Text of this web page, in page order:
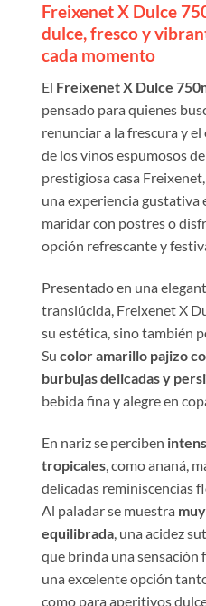
Freixenet X Dulce
dulce, fresco y
cada momento
El Freixenet X Dulce
pensado para quienes
renunciar a la frescura y
de los vinos espumosos
prestigiosa casa
una experiencia gustativa
maridar con postres o
opción refrescante y
Presentado en una
translúcida, Freixenet X
su estética, sino también
Su color amarillo pajizo
burbujas delicadas y
bebida fina y alegre en
En nariz se perciben
tropicales , como ananá,
delicadas reminiscencias
Al paladar se muestra
equilibrada , una acidez
que brinda una sensación
una excelente opción
como para aperitivos